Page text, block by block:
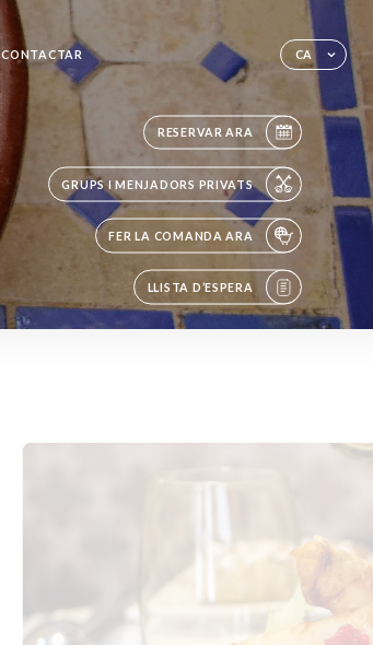
CA
CONTACTAR
RESERVAR ARA
GRUPS I MENJADORS PRIVATS
FER LA COMANDA ARA
LLISTA D’ESPERA